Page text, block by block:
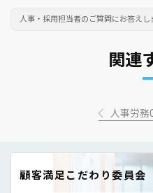
人事・採用担当者のご質問にお答えし
関連
人事労務
顧客満足こだわり委員会